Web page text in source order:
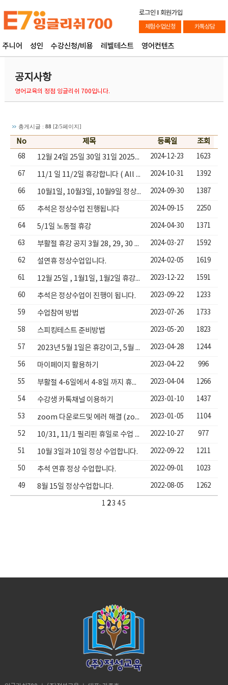
로그인 l 회원가입
체험수업신청 카톡상담
주니어 성인 수강신청/비용 레벨테스트 영어컨텐츠
공지사항
영어교육의 정점 잉글리쉬 700입니다.
총게시글 : 88 [2/5페이지]
No 제목 등록일 조회
68 12월 24일 25일 30일 31일 2025년 1월 1일 휴강합니다. 2024-12-23 1623
67 11/1 일 11/2일 휴강합니다 ( All Souls 2024-10-31 1392
66 10월1일, 10월3일, 10월9일 정상수업진행됩니다 2024-09-30 1387
65 추석은 정상수업 진행됩니다 2024-09-15 2250
64 5/1일 노동절 휴강 2024-04-30 1371
63 부활절 휴강 공지 3월 28, 29, 30 ,31은 휴강합니다. 2024-03-27 1592
62 설연휴 정상수업입니다. 2024-02-05 1619
61 12월 25일 , 1월1일, 1월2일 휴강 공지합니다 2023-12-22 1591
60 추석은 정상수업이 진행이 됩니다. 2023-09-22 1233
59 수업참여 방법 2023-07-26 1733
58 스피킹테스트 준비방법 2023-05-20 1823
57 2023년 5월 1일은 휴강이고, 5월 5일 어린이날은 정상수업진행되세요 2023-04-28 1244
56 마이페이지 활용하기 2023-04-22 996
55 부활절 4-6일에서 4-8일 까지 휴강입니다. 2023-04-04 1266
54 수강생 카톡채널 이용하기 2023-01-10 1437
53 zoom 다운로드및 에러 해결 (zoom 데스크톱 클라이언트 다운받기) 2023-01-05 1104
52 10/31, 11/1 필리핀 휴일로 수업 휴강합니다. 2022-10-27 977
51 10월 3일과 10일 정상 수업합니다. 2022-09-22 1211
50 추석 연휴 정상 수업합니다. 2022-09-01 1023
49 8월 15일 정상수업합니다. 2022-08-05 1262
1 23 45